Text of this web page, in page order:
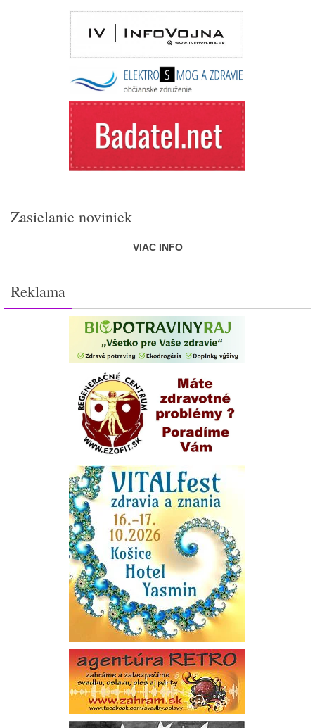
Zasielanie noviniek
VIAC INFO
Reklama